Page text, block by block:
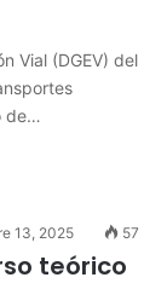
Vial (DGEV) del
de…
13, 2025 57
teórico